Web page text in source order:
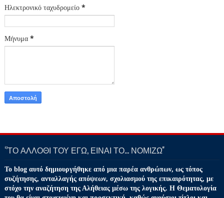
Ηλεκτρονικό ταχυδρομείο *
Μήνυμα *
‘’ΤΟ ΑΛΛΟΘΙ ΤΟΥ ΕΓΩ, ΕΙΝΑΙ ΤΟ… ΝΟΜΙΖΩ''
Το blog αυτό δημιουργήθηκε από μια παρέα ανθρώπων, ως τόπος
συζήτησης, ανταλλαγής απόψεων, σχολιασμού της επικαιρότητας, με
στόχο την αναζήτηση της Αλήθειας μέσω της λογικής. Η Θεματολογία